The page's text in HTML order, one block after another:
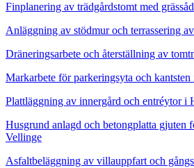
Finplanering av trädgårdstomt med
Anläggning av stödmur och terrassering
Dräneringsarbete och återställning av
Markarbete för parkeringsyta och
Plattläggning av innergård och entréytor i
Husgrund anlagd och betongplatta
Vellinge
Asfaltbeläggning av villauppfart och